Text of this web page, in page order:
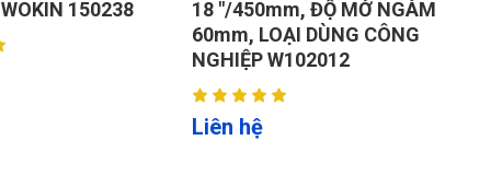
Sử dụng dc 1 thời gian tôi cảm thấy rất ok
18 "/450mm, ĐỘ MỞ NGÀM
60mm, LOẠI DÙNG CÔNG
NGHIỆP W102012
ĐIỀU CHỈNH
WOKIN